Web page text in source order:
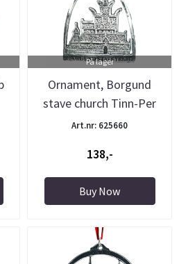
På lager
Ornament, Borgund
stave church Tinn-Per
Art.nr: 625660
138,-
Buy Now